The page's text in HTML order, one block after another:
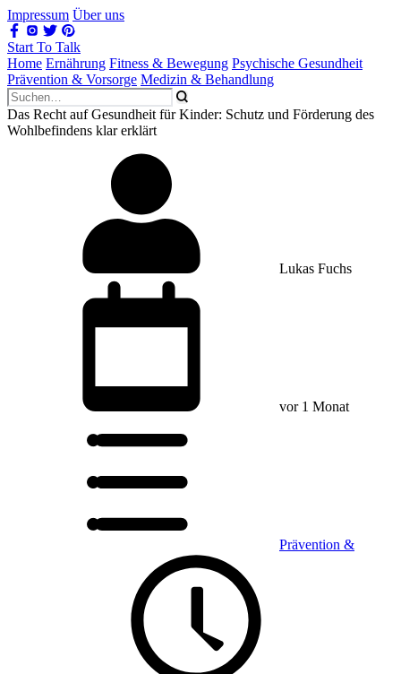
Impressum Über uns
Start To Talk
Home Ernährung Fitness & Bewegung Psychische Gesundheit
Prävention & Vorsorge Medizin & Behandlung
Das Recht auf Gesundheit für Kinder: Schutz und Förderung des
Wohlbefindens klar erklärt
Lukas Fuchs
vor 1 Monat
Prävention &